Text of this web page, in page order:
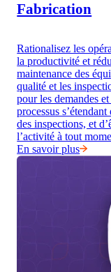
Fabrication
Rationalisez les
la productivité et
maintenance des
qualité et les
pour les demandes
processus
des inspections, et
l’activité à tout
En savoir plus